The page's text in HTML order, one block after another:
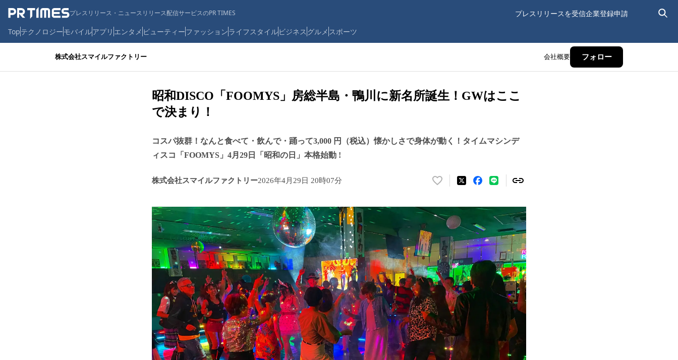
プレスリリース・ニュースリリース配信サービスのPR TIMES プレスリリースを受信企業登録申請
Topテクノロジーモバイルアプリ エンタメ ビューティーファッションライフスタイルビジネス グルメ スポーツ
株式会社スマイルファクトリー 会社概要 フォロー
昭和DISCO「FOOMYS」房総半島・鴨川に新名所誕生！GWはここ
で決まり！
コスパ抜群！なんと食べて・飲んで・踊って3,000 円（税込）懐かしさで身体が動く！タイムマシンデ
ィスコ「FOOMYS」4月29日「昭和の日」本格始動 !
株式会社スマイルファクトリー2026年4月29日 20時07分
い
ね
！
を
読
み
込
み
中
す